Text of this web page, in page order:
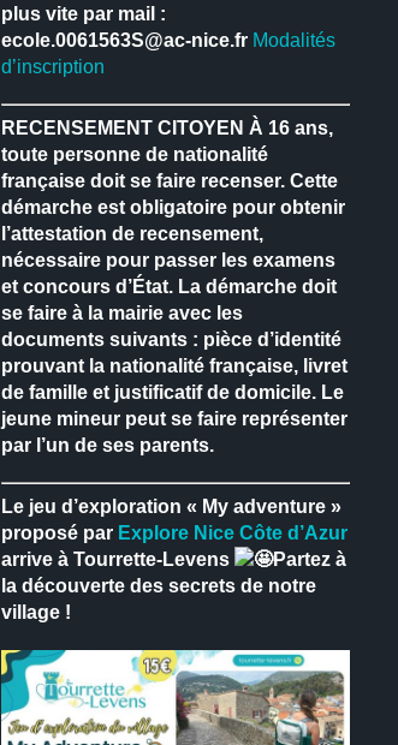
plus vite par mail :
ecole.0061563S@ac-nice.fr Modalités
d’inscription
RECENSEMENT CITOYEN À 16 ans,
toute personne de nationalité
française doit se faire recenser. Cette
démarche est obligatoire pour obtenir
l’attestation de recensement,
nécessaire pour passer les examens
et concours d’État.La démarche doit
se faire à la mairie avec les
documents suivants : pièce d’identité
prouvant la nationalité française, livret
de famille et justificatif de domicile.Le
jeune mineur peut se faire représenter
par l’un de ses parents.
Le jeu d’exploration « My adventure »
proposé par Explore Nice Côte d’Azur
arrive à Tourrette-Levens
Partez à
la découverte des secrets de notre
village !